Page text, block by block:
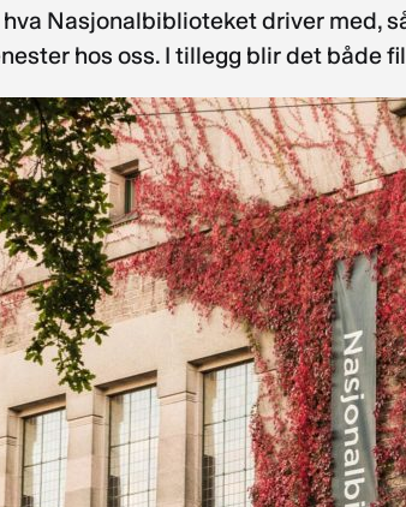
Nasjonalbiblioteket driver med,
hos oss. I tillegg blir det både